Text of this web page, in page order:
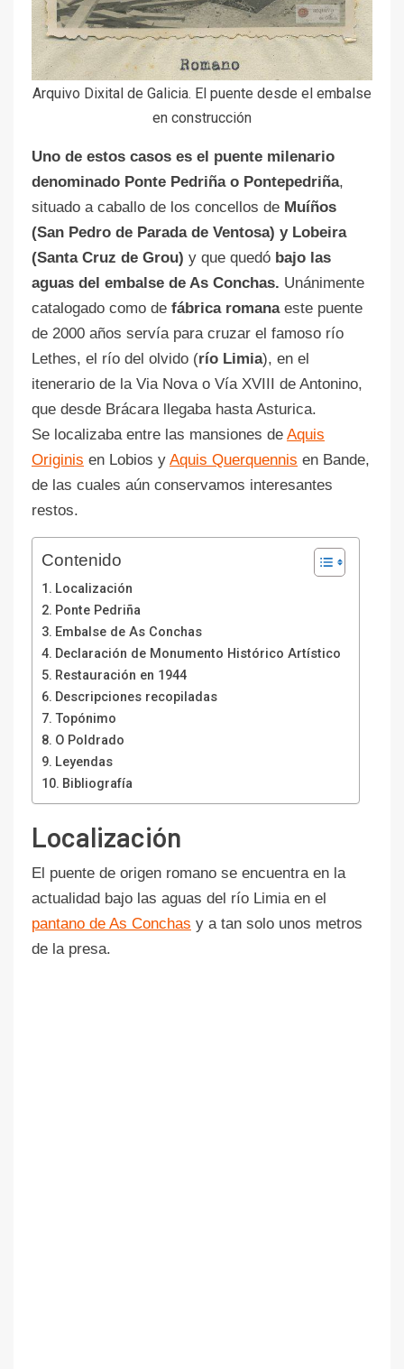
Arquivo Dixital de Galicia. El puente desde el embalse
en construcción
Uno de estos casos es el puente milenario
denominado Ponte Pedriña o Pontepedriña,
situado a caballo de los concellos de Muíños
(San Pedro de Parada de Ventosa) y Lobeira
(Santa Cruz de Grou) y que quedó bajo las
aguas del embalse de As Conchas. Unánimente
catalogado como de fábrica romanaeste puente
de 2000 años servía para cruzar el famoso río
Lethes, el río del olvido (río Limia), en el
itenerario de la Via Nova o Vía XVIII de Antonino,
que desde Brácara llegaba hasta Asturica.
Se localizaba entre las mansiones de Aquis
Originis en Lobios y Aquis Querquennis en Bande,
de las cuales aún conservamos interesantes
restos.
Contenido
Localización
Ponte Pedriña
Embalse de As Conchas
Declaración de Monumento Histórico Artístico
Restauración en 1944
Descripciones recopiladas
Topónimo
O Poldrado
Leyendas
Bibliografía
Localización
El puente de origen romano se encuentra en la
actualidad bajo las aguas del río Limia en el
pantano de As Conchas y a tan solo unos metros
de la presa.